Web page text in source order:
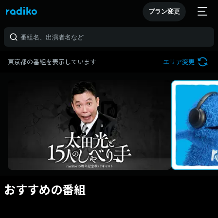
プラン変更
東京都の番組を表示しています エリア変更
おすすめの番組